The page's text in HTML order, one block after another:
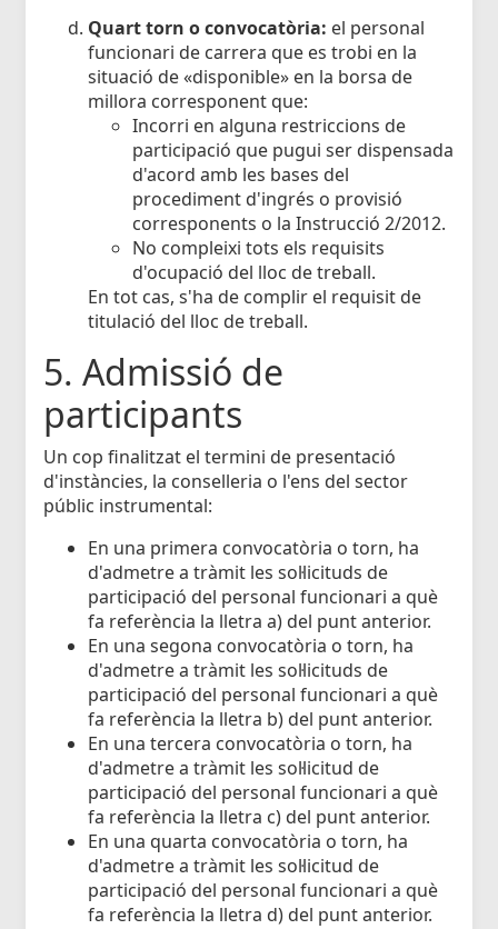
Quart torn o convocatòria: el personal
funcionari de carrera que es trobi en la
situació de «disponible» en la borsa de
millora corresponent que:
Incorri en alguna restriccions de
participació que pugui ser dispensada
d'acord amb les bases del
procediment d'ingrés o provisió
corresponents o la Instrucció 2/2012.
No compleixi tots els requisits
d'ocupació del lloc de treball.
En tot cas, s'ha de complir el requisit de
titulació del lloc de treball.
5. Admissió de
participants
Un cop finalitzat el termini de presentació
d'instàncies, la conselleria o l'ens del sector
públic instrumental:
En una primera convocatòria o torn, ha
d'admetre a tràmit les sol·licituds de
participació del personal funcionari a què
fa referència la lletra a) del punt anterior.
En una segona convocatòria o torn, ha
d'admetre a tràmit les sol·licituds de
participació del personal funcionari a què
fa referència la lletra b) del punt anterior.
En una tercera convocatòria o torn, ha
d'admetre a tràmit les sol·licitud de
participació del personal funcionari a què
fa referència la lletra c) del punt anterior.
En una quarta convocatòria o torn, ha
d'admetre a tràmit les sol·licitud de
participació del personal funcionari a què
fa referència la lletra d) del punt anterior.